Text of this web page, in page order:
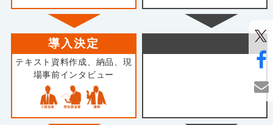
導入決定
テキスト資料作成、納品、現
場事前インタビュー